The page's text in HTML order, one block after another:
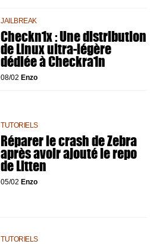
JAILBREAK
Checkn1x : Une distribution
de Linux ultra-légère
dédiée à Checkra1n
08/02 Enzo
TUTORIELS
Réparer le crash de Zebra
après avoir ajouté le repo
de Litten
05/02 Enzo
TUTORIELS